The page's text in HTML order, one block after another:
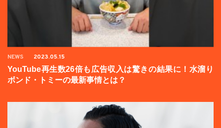
NEWS 2023.05.15
YouTube再生数26倍も広告収入は驚きの結果に！水溜り
ボンド・トミーの最新事情とは？